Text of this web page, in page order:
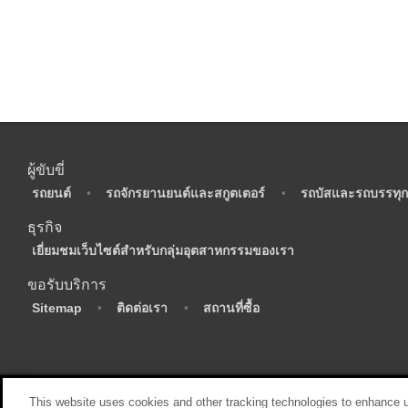
ผู้ขับขี่
รถยนต์ • รถจักรยานยนต์และสกูตเตอร์ • รถบัสและรถบรรทุก
ธุรกิจ
เยี่ยมชมเว็บไซต์สำหรับกลุ่มอุตสาหกรรมของเรา
ขอรับบริการ
Sitemap • ติดต่อเรา • สถานที่ซื้อ
This website uses cookies and other tracking technologies to enhance